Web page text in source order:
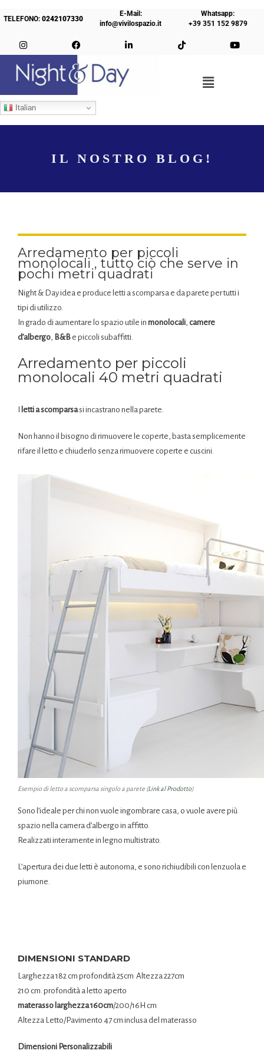
TELEFONO:0242107330
E-Mail:
info@vivilospazio.it
Whatsapp:
+39 351 152 9879
Italian
IL NOSTRO BLOG!
Arredamento per piccoli
monolocali , tutto ciò che serve in
pochi metri quadrati
Night & Day idea e produce letti a scomparsa e da parete per tutti i
tipi di utilizzo.
In grado di aumentare lo spazio utile in monolocali, camere
d’albergo, B&B e piccoli subaffitti.
Arredamento per piccoli
monolocali 40 metri quadrati
etti a scomparsasi incastrano nella parete.
Non hanno il bisogno di rimuovere le coperte, basta semplicemente
rifare il letto e chiuderlo senza rimuovere coperte e cuscini.
Esempio di letto a scomparsa singolo a parete (Link al Prodotto)
Sono l’ideale per chi non vuole ingombrare casa, o vuole avere più
spazio nella camera d’albergo in affitto.
Realizzati interamente in legno multistrato.
L’apertura dei due letti è autonoma, e sono richiudibili con lenzuola e
piumone.
DIMENSIONI STANDARD
Larghezza 182 cm profondità 25cm Altezza 227cm
210 cm. profondità a letto aperto
materasso larghezza 160cm/200/16H cm
Altezza Letto/Pavimento 47 cm inclusa del materasso
Dimensioni Personalizzabili